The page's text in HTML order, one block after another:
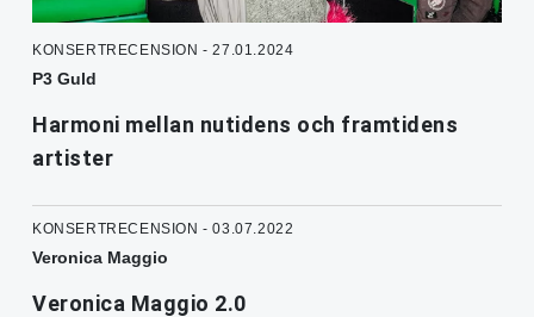
KONSERTRECENSION - 27.01.2024
P3 Guld
Harmoni mellan nutidens och framtidens
artister
KONSERTRECENSION - 03.07.2022
Veronica Maggio
Veronica Maggio 2.0